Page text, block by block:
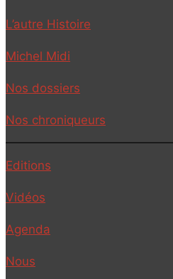
L’autre Histoire
Michel Midi
Nos dossiers
Nos chroniqueurs
Editions
Vidéos
Agenda
Nous